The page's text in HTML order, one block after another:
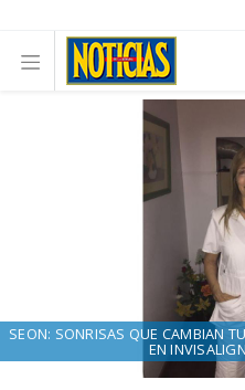
SEON: SONRISAS QUE CAMBIAN
EN